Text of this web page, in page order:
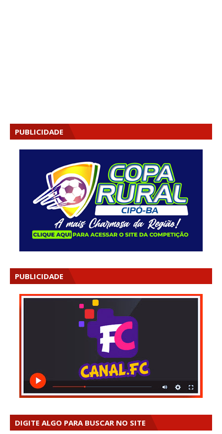
PUBLICIDADE
PUBLICIDADE
DIGITE ALGO PARA BUSCAR NO SITE